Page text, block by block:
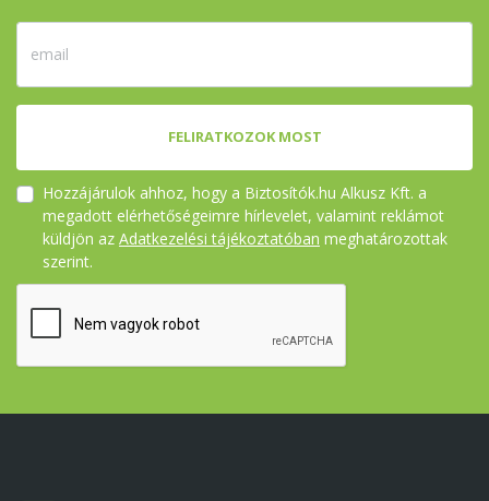
FELIRATKOZOK MOST
Hozzájárulok ahhoz, hogy a Biztosítók.hu Alkusz Kft. a
megadott elérhetőségeimre hírlevelet, valamint reklámot
küldjön az Adatkezelési tájékoztatóban meghatározottak
szerint.